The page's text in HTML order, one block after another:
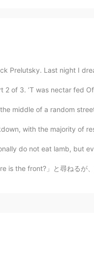
Resort. 伝わるかな？
しようと思っています。
Prelutsky. Last night I
of 3. ’T was nectar fed Of
middle of a random
with the majority of
do not eat lamb, but
が、フロントは変な表現！アメリカ英語で